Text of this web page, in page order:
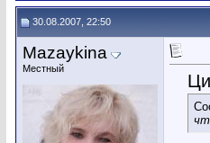
30.08.2007, 22:50
Mazaykina
Местный